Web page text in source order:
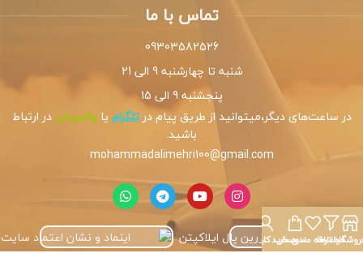
تماس با ما
09303582526
شنبه تا چهارشنبه 9 الی 21
پنجشنبه 9 الی 15
در ساعت‌های دیگر،میتوانید از طریق پیام درتلگرام یاواتس‌اپدر ارتباط
باشید.
mohammadalimehri100@gmail.com
فیلترها
علاقه مندیسبد خرید
حساب کاربری من